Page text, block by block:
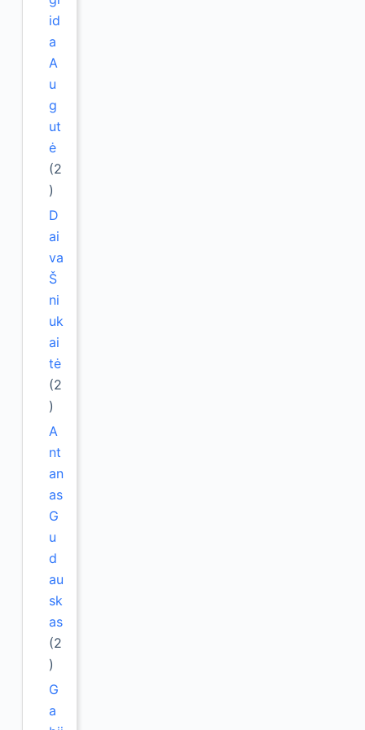
id
a
A
u
g
ut
ė
(2
)
D
ai
va
Š
ni
uk
ai
tė
(2
)
A
nt
an
as
G
u
d
au
sk
as
(2
)
G
a